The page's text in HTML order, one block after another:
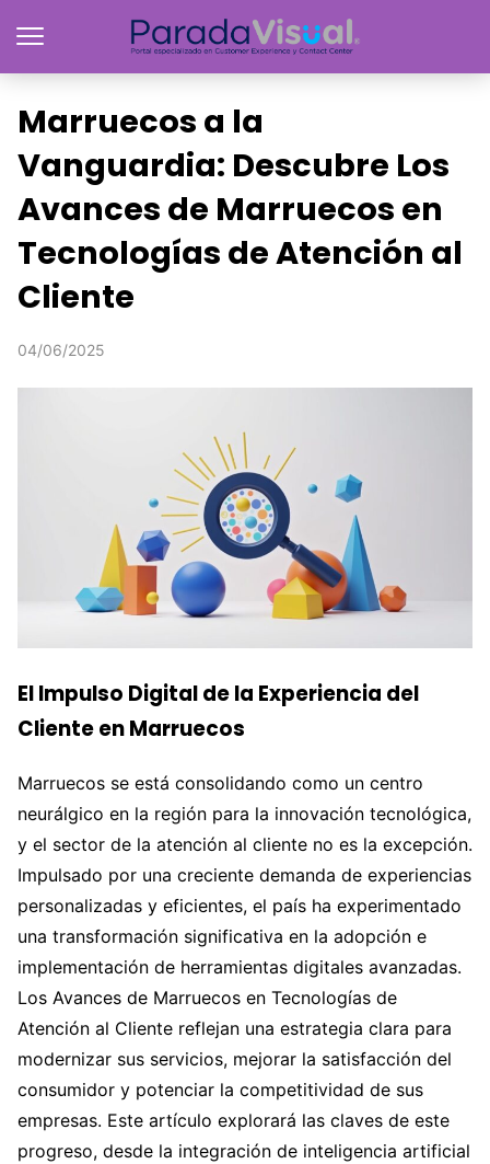
Marruecos a la
Vanguardia: Descubre Los
Avances de Marruecos en
Tecnologías de Atención al
Cliente
04/06/2025
El Impulso Digital de la Experiencia del
Cliente en Marruecos
Marruecos se está consolidando como un centro
neurálgico en la región para la innovación tecnológica,
y el sector de la atención al cliente no es la excepción.
Impulsado por una creciente demanda de experiencias
personalizadas y eficientes, el país ha experimentado
una transformación significativa en la adopción e
implementación de herramientas digitales avanzadas.
Los Avances de Marruecos en Tecnologías de
Atención al Cliente reflejan una estrategia clara para
modernizar sus servicios, mejorar la satisfacción del
consumidor y potenciar la competitividad de sus
empresas. Este artículo explorará las claves de este
progreso, desde la integración de inteligencia artificial